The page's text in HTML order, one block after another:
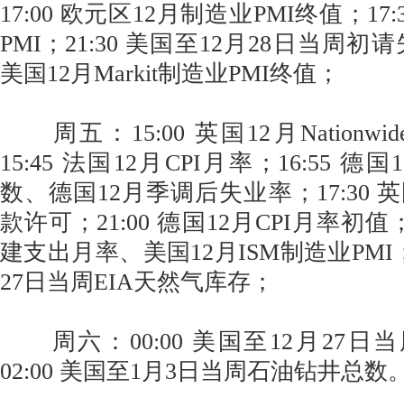
17:00 欧元区12月制造业PMI终值；
PMI；21:30 美国至12月28日当周初
美国12月Markit制造业PMI终值；
周五：15:00 英国12月
15:45 法国12月CPI月率；16:55 德
数、德国12月季调后失业率；17:30
款许可；21:00 德国12月CPI月率初值
建支出月率、美国12月ISM制造业PMI
27日当周EIA天然气库存；
周六：00:00 美国至12月27日当
02:00 美国至1月3日当周石油钻井总数